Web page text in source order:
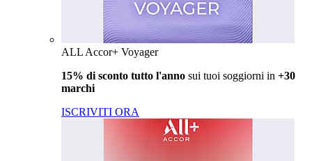
ALL Accor+ Voyager
15% di sconto tutto l'anno sui tuoi soggiorni in +30
marchi
ISCRIVITI ORA